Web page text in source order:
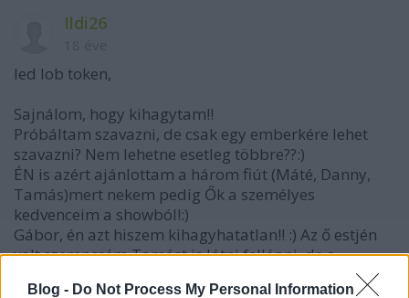
Blog - Do Not Process My Personal Information
Ildi26
led lob token,
Sajnálom, hogy kihagytam!!
Próbáltam szavazni, de csak egy emberkére lehet
szavazni? Nem lehetne esetleg többre??:)
ÉN is azért ajánlottam a három fiút (Máté, Danny,
Tamás)mert nekem pedig Ők a személyes
kedvenceim a showból!:)
Gábor, én azt hiszem kihagyhatatlan!! :) Az ő estjén
volt szerencsém Tamást is látni fellépni, de a